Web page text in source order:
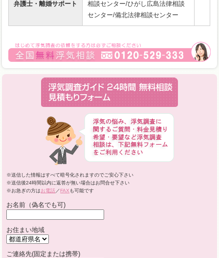
弁護士・離婚サポート
相談センター/ひがし広島法律相談
センター/備北法律相談センター
※送信した情報はすべて暗号化されますのでご安心下さい
※送信後24時間以内に返答が無い場合はお問合せ下さい
※お急ぎの方はお電話／ FAX も可能です
お名前（偽名でも可)
お住まい地域
ご連絡先(固定または携帯)